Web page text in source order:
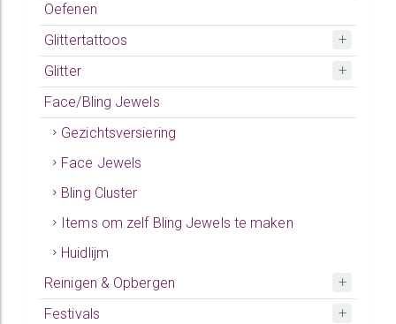
Oefenen
Glittertattoos
Glitter
Face/Bling Jewels
Gezichtsversiering
Face Jewels
Bling Cluster
Items om zelf Bling Jewels te maken
Huidlijm
Reinigen & Opbergen
Festivals